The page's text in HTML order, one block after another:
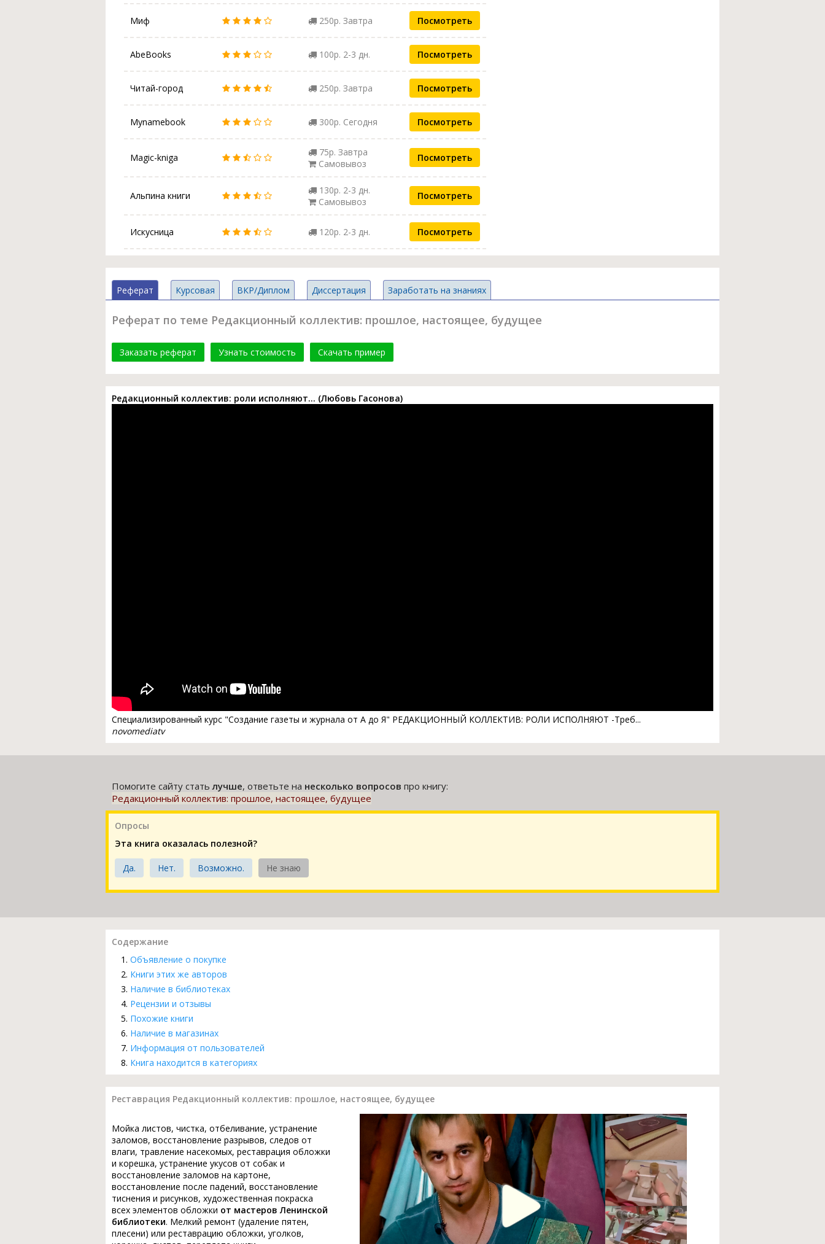
Миф 250р. Завтра Посмотреть
AbeBooks 100р. 2-3 дн. Посмотреть
Читай-город 250р. Завтра Посмотреть
Mynamebook 300р. Сегодня Посмотреть
Magic-kniga
75р. Завтра
Самовывоз
Посмотреть
Альпина книги
130р. 2-3 дн.
Самовывоз
Посмотреть
Искусница 120р. 2-3 дн. Посмотреть
Реферат Курсовая ВКР/Диплом Диссертация Заработать на знаниях
Реферат по теме Редакционный коллектив: прошлое, настоящее, будущее
Заказать реферат Узнать стоимость Скачать пример
Редакционный коллектив: роли исполняют… (Любовь Гасонова)
Специализированный курс "Создание газеты и журнала от А до Я" РЕДАКЦИОННЫЙ КОЛЛЕКТИВ: РОЛИ ИСПОЛНЯЮТ -Треб...
novomediatv
Помогите сайту статьлучше, ответьте на несколько вопросов про книгу:
Редакционный коллектив: прошлое, настоящее, будущее
Опросы
Эта книга оказалась полезной?
Да. Нет. Возможно. Не знаю
Содержание
Объявление о покупке
Книги этих же авторов
Наличие в библиотеках
Рецензии и отзывы
Похожие книги
Наличие в магазинах
Информация от пользователей
Книга находится в категориях
Реставрация Редакционный коллектив: прошлое, настоящее, будущее
Мойка листов, чистка, отбеливание, устранение
заломов, восстановление разрывов, следов от
влаги, травление насекомых, реставрация обложки
и корешка, устранение укусов от собак и
восстановление заломов на картоне,
восстановление после падений, восстановление
тиснения и рисунков, художественная покраска
всех элементов обложки от мастеров Ленинской
библиотеки. Мелкий ремонт (удаление пятен,
плесени) или реставрацию обложки, уголков,